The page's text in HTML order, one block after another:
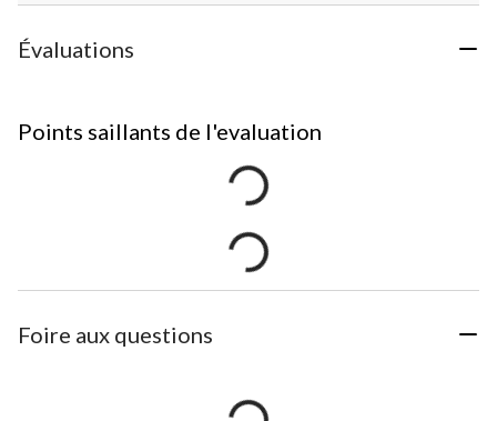
Évaluations
Points saillants de l'evaluation
Foire aux questions